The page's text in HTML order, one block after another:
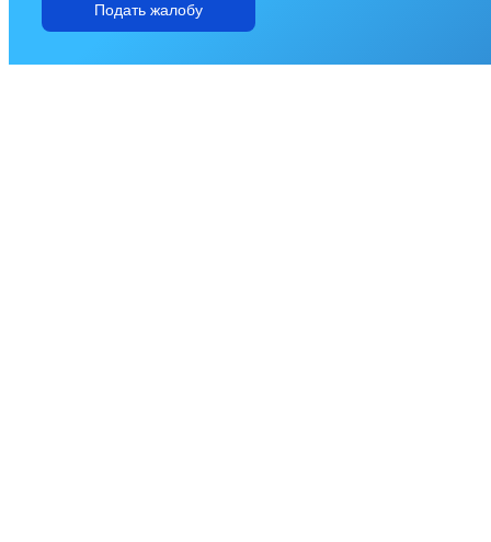
Подать жалобу